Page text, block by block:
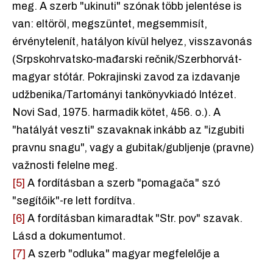
meg. A szerb "ukinuti" szónak több jelentése is
van: eltöröl, megszüntet, megsemmisít,
érvénytelenít, hatályon kívül helyez, visszavonás
(Srpskohrvatsko-mađarski rečnik/Szerbhorvát-
magyar stótár. Pokrajinski zavod za izdavanje
udžbenika/Tartományi tankönyvkiadó Intézet.
Novi Sad, 1975. harmadik kötet, 456. o.). A
"hatályát veszti" szavaknak inkább az "izgubiti
pravnu snagu", vagy a gubitak/gubljenje (pravne)
važnosti felelne meg.
[5] A fordításban a szerb "pomagača" szó
"segítőik"-re lett fordítva.
[6] A fordításban kimaradtak "Str. pov" szavak.
Lásd a dokumentumot.
[7] A szerb "odluka" magyar megfelelője a